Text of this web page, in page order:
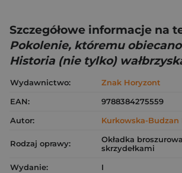
Szczegółowe informacje na
Pokolenie, któremu obiecano
Historia (nie tylko)
Wydawnictwo:
Znak Horyzont
EAN:
9788384275559
Autor:
Kurkowska-Budzan
Rodzaj oprawy:
Okładka
skrzydełkami
Wydanie:
I